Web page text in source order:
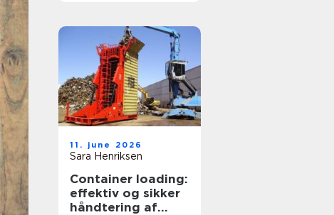
11. june 2026
Sara Henriksen
Container loading:
effektiv og sikker
håndtering af